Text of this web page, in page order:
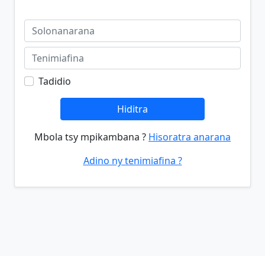
Tadidio
Hiditra
Mbola tsy mpikambana ? Hisoratra anarana
Adino ny tenimiafina ?